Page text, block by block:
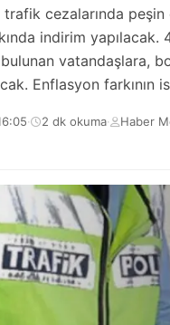
trafik cezalarında
indirim
vatandaşlara,
Enflasyon farkının
· 2 dk okuma· Haber